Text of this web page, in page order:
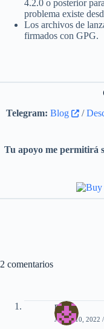
4.2.0 o posterior
problema existe
Los archivos de
firmados con GPG.
Telegram: Blog /
Tu apoyo me permitirá
2 comentarios
manu
JULIO 10, 2022